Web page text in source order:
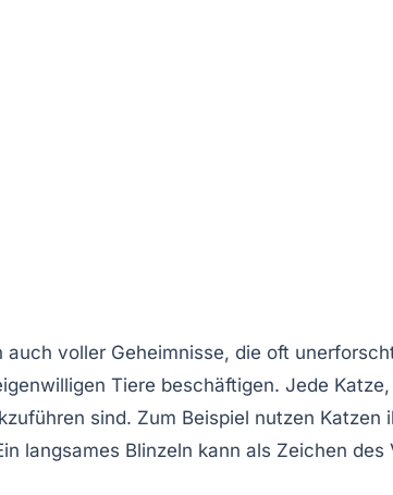
voller Geheimnisse, die oft
Tiere beschäftigen. Jede
sind. Zum Beispiel nutzen
langsames Blinzeln kann als Zeichen